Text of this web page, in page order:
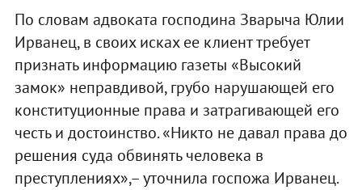
По словам адвоката господина Зварыча Юлии
Ирванец, в своих исках ее клиент требует
признать информацию газеты «Высокий
замок» неправдивой, грубо нарушающей его
конституционные права и затрагивающей его
честь и достоинство. «Никто не давал права до
решения суда обвинять человека в
преступлениях»,– уточнила госпожа Ирванец.